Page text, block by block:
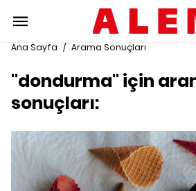
Ana Sayfa / Arama Sonuçları
"dondurma" için
sonuçları: